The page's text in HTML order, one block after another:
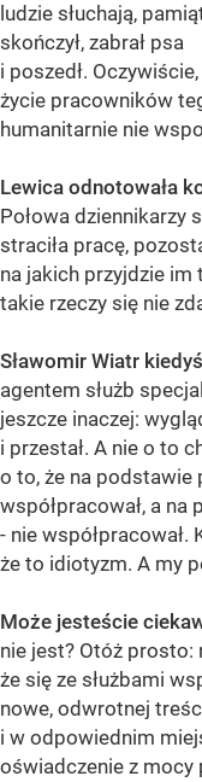
ludzie słuchają,
skończył, zabrał psa
i poszedł.
życie pracowników
humanitarnie nie
Lewica odnotowała
Połowa dziennikarzy
straciła pracę,
na jakich przyjdzie im
takie rzeczy się nie
Sławomir Wiatr kiedyś
agentem służb
jeszcze inaczej:
i przestał. A nie o to
o to, że na podstawie
współpracował, a
- nie współpracował.
że to idiotyzm. A my
Może jesteście
nie jest? Otóż prosto:
że się ze służbami
nowe, odwrotnej
i w odpowiednim
oświadczenie z mocy